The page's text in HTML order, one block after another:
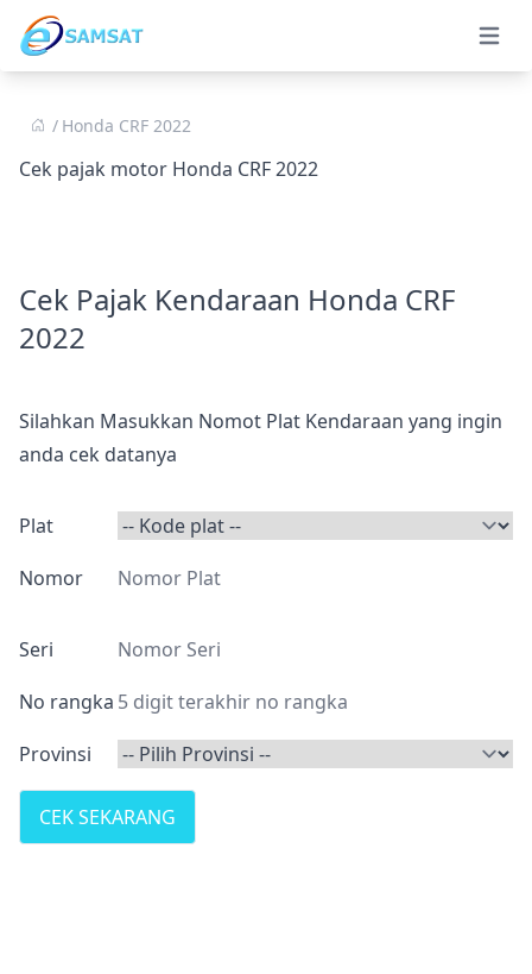
Open
Honda CRF 2022
Cek pajak motor Honda CRF 2022
Cek Pajak Kendaraan Honda CRF
2022
Silahkan Masukkan Nomot Plat Kendaraan yang ingin
anda cek datanya
Plat
Nomor
Seri
No rangka
Provinsi